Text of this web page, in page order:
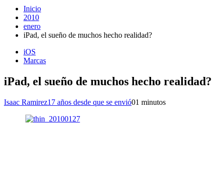
Inicio
2010
enero
iPad, el sueño de muchos hecho realidad?
iOS
Marcas
iPad, el sueño de muchos hecho realidad?
Isaac Ramirez17 años desde que se envió01 minutos